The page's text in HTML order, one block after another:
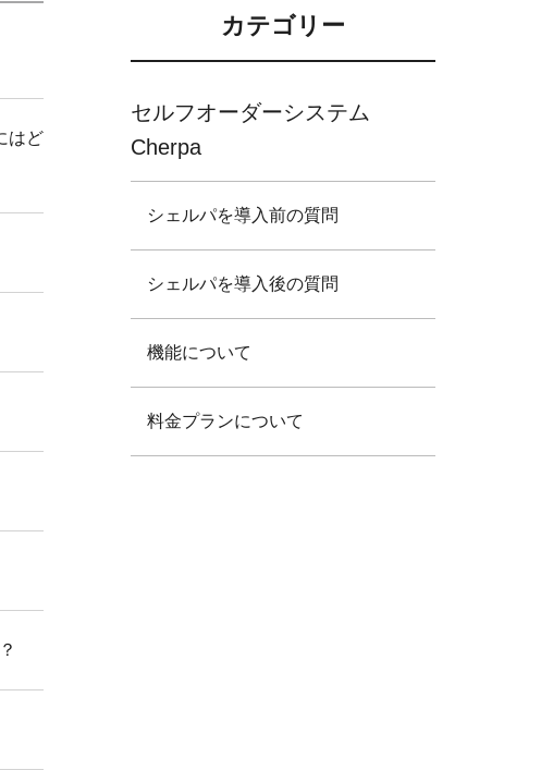
はど
カテゴリー
セルフオーダーシステム
Cherpa
シェルパを導入前の質問
シェルパを導入後の質問
機能について
料金プランについて